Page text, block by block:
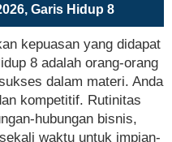
Garis Hidup 8
kepuasan yang didapat
8 adalah orang-orang
dalam materi. Anda
kompetitif. Rutinitas
hubungan bisnis,
waktu untuk impian-